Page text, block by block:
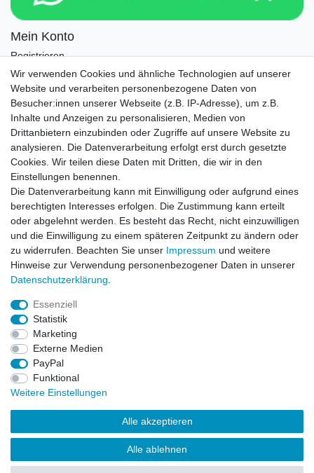
Mein Konto
Registrieren
Login
Newsletter
E-MAIL **
Newsletter
Honig
Hiermit bestätige ich, dass ich die
Einwilligung kann ich jederzeit widerrufen.**
Abonnieren
** Hierbei handelt es sich um ein Pflichtfeld.
© Copyright 2026 | Alle Rechte vorbehalten.
Wir verwenden Cookies und ähnliche Technologien auf unserer
Website und verarbeiten personenbezogene Daten von
Besucher:innen unserer Webseite (z.B. IP-Adresse), um z.B.
Inhalte und Anzeigen zu personalisieren, Medien von
Drittanbietern einzubinden oder Zugriffe auf unsere Website zu
analysieren. Die Datenverarbeitung erfolgt erst durch gesetzte
Cookies. Wir teilen diese Daten mit Dritten, die wir in den
Einstellungen benennen.
Die Datenverarbeitung kann mit Einwilligung oder aufgrund eines
berechtigten Interesses erfolgen. Die Zustimmung kann erteilt
oder abgelehnt werden. Es besteht das Recht, nicht einzuwilligen
und die Einwilligung zu einem späteren Zeitpunkt zu ändern oder
zu widerrufen. Beachten Sie unser Impressum und weitere
Hinweise zur Verwendung personenbezogener Daten in unserer
Daten­schutz­erklärung
Essenziell
Statistik
Marketing
Externe Medien
PayPal
Funktional
Weitere Einstellungen
Alle akzeptieren
Alle ablehnen